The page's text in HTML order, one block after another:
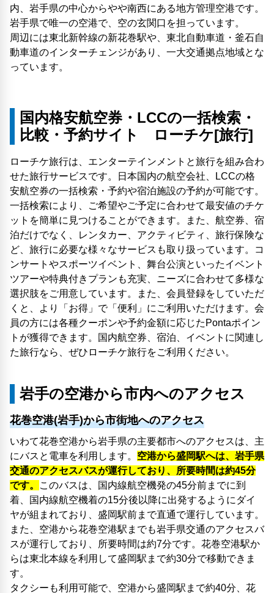
内、岩手県の中心からやや南西にある地方管理空港です。
岩手県で唯一の空港で、空の玄関口を担っています。
周辺には東北新幹線の新花巻駅や、東北自動車道・釜石自
動車道のインターチェンジがあり、一大交通拠点地域とな
っています。
国内格安航空券・LCCの一括検索・
比較・予約サイト ローチケ[旅行]
ローチケ旅行は、エンターテインメントと旅行を組み合わ
せた旅行サービスです。日本国内の航空会社、LCCの格
安航空券の一括検索・予約や宿泊施設の予約が可能です。
一括検索により、ご希望やご予定に合わせて最安値のチケ
ットを簡単に見つけることができます。また、航空券、宿
泊だけでなく、レンタカー、アクティビティ、旅行保険な
ど、旅行に必要な様々なサービスも取り扱っています。コ
ンサートやスポーツイベント、舞台公演といったイベント
ツアーや特典付きプランも充実、ニーズに合わせて多様な
選択肢をご用意しています。また、会員登録をしていただ
くと、より「お得」で「便利」にご利用いただけます。会
員の方には各種クーポンや予約金額に応じたPontaポイン
トが獲得できます。国内航空券、宿泊、イベントに関連し
た旅行なら、ぜひローチケ旅行をご利用ください。
岩手の空港から市内へのアクセス
花巻空港(岩手)から市街地へのアクセス
いわて花巻空港から岩手県の主要都市へのアクセスは、主
にバスと電車を利用します。 空港から盛岡駅へは、岩手県
交通のアクセスバスが運行しており、所要時間は約45分
です。
このバスは、国内線航空機発の45分前までに到
着、国内線航空機着の15分後以降に出発するようにダイ
ヤが組まれており、盛岡駅前まで直通で運行しています。
また、空港から花巻空港駅までも岩手県交通のアクセスバ
スが運行しており、所要時間は約7分です。花巻空港駅か
らは東北本線を利用して盛岡駅まで約30分で移動できま
す。
タクシーも利用可能で、空港から盛岡駅まで約40分、花